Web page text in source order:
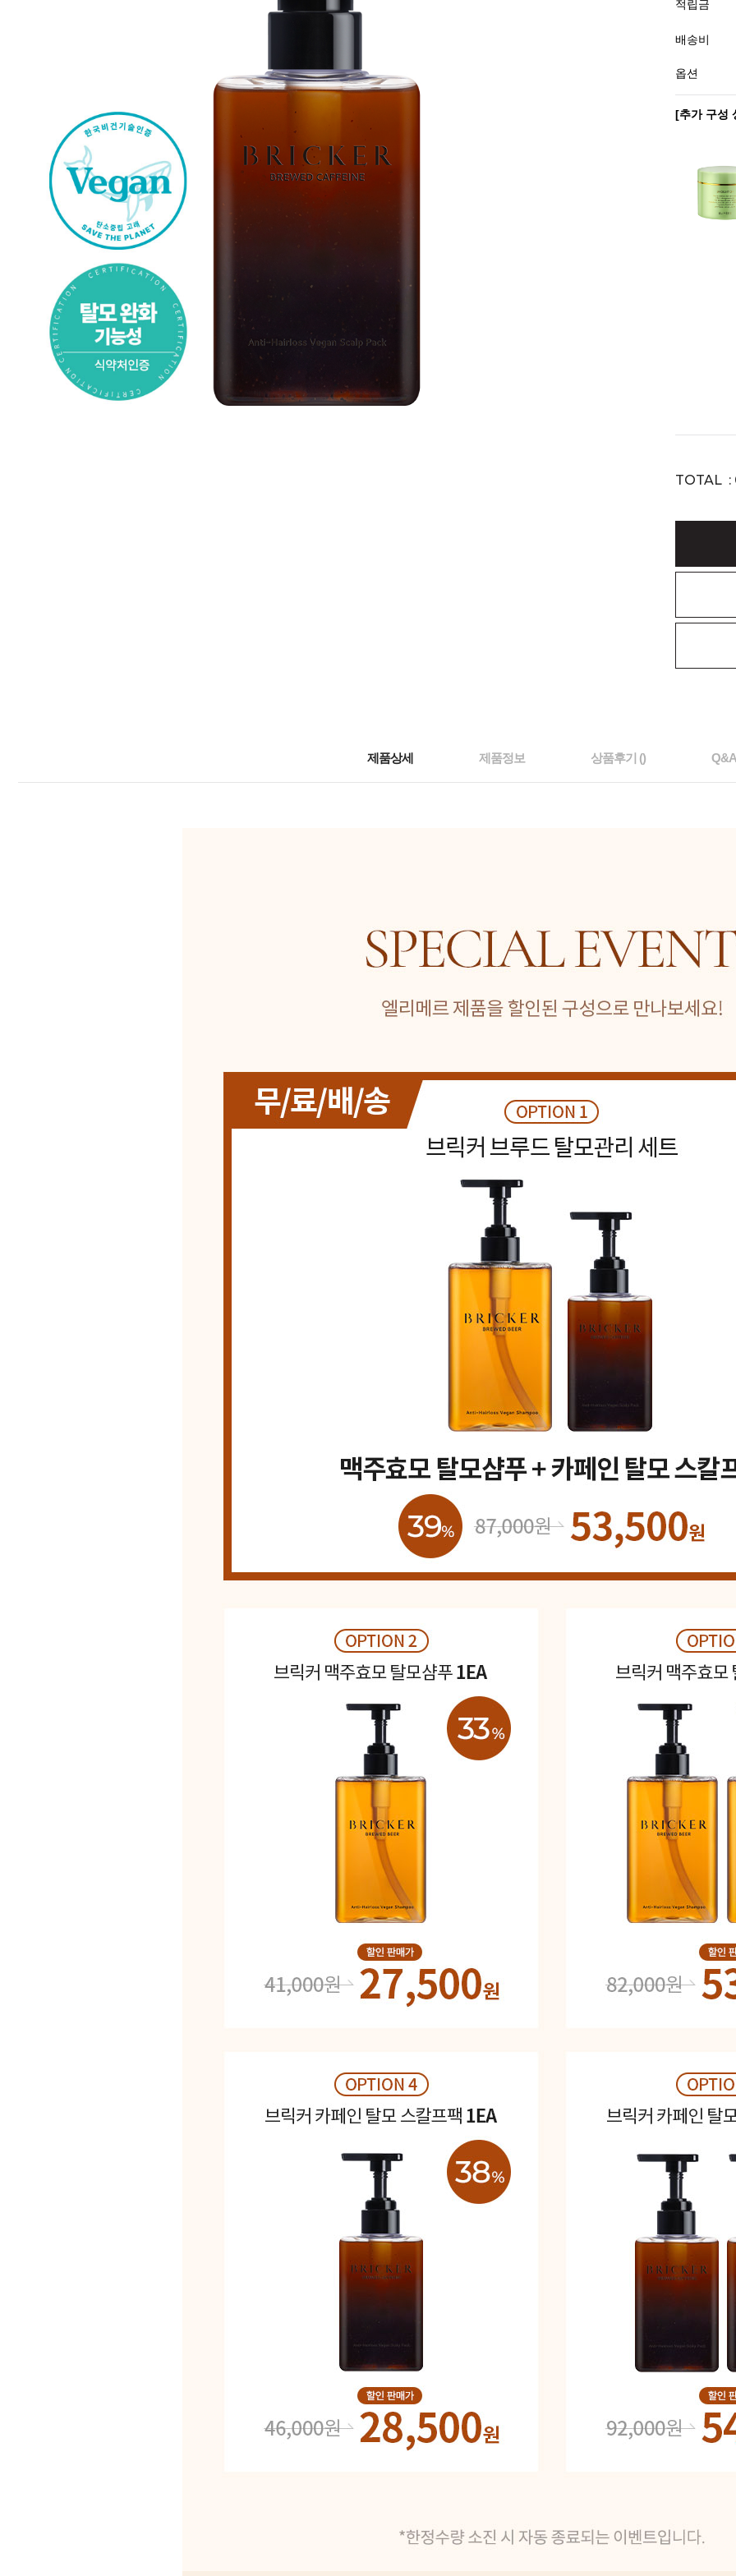
적립금
배송비
옵션
[추가 구성
TOTAL :
제품상세 제품정보 상품후기 () Q&A